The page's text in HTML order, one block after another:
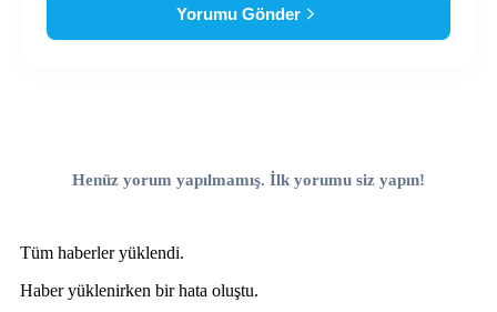
Yorumu Gönder
Henüz yorum yapılmamış. İlk yorumu siz yapın!
Tüm haberler yüklendi.
Haber yüklenirken bir hata oluştu.